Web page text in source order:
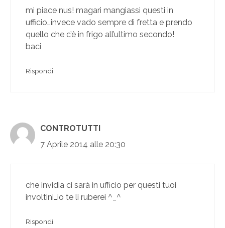
mi piace nus! magari mangiassi questi in
ufficio…invece vado sempre di fretta e prendo
quello che c’è in frigo all’ultimo secondo!
baci
Rispondi
CONTROTUTTI
7 Aprile 2014 alle 20:30
che invidia ci sarà in ufficio per questi tuoi
involtini…io te li ruberei ^_^
Rispondi